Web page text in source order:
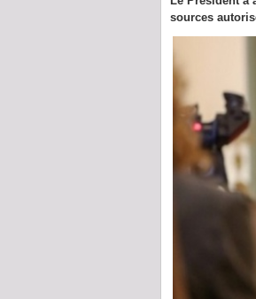
sources